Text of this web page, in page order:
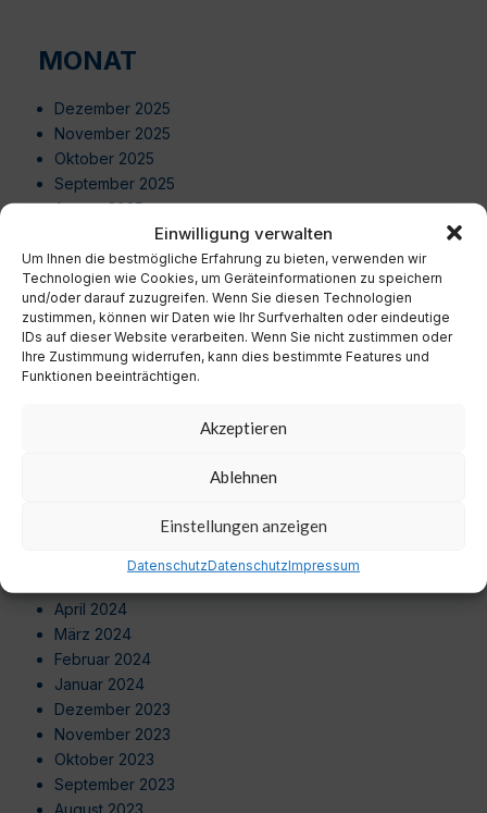
Einwilligung verwalten
Um Ihnen die bestmögliche Erfahrung zu bieten, verwenden wir
Technologien wie Cookies, um Geräteinformationen zu speichern
und/oder darauf zuzugreifen. Wenn Sie diesen Technologien
zustimmen, können wir Daten wie Ihr Surfverhalten oder eindeutige
IDs auf dieser Website verarbeiten. Wenn Sie nicht zustimmen oder
Ihre Zustimmung widerrufen, kann dies bestimmte Features und
Funktionen beeinträchtigen.
Akzeptieren
Ablehnen
Einstellungen anzeigen
DatenschutzDatenschutzImpressum
MONAT
Dezember 2025
November 2025
Oktober 2025
September 2025
August 2025
Juni 2025
Mai 2025
April 2025
März 2025
Februar 2025
Januar 2025
April 2024
März 2024
Februar 2024
Januar 2024
Dezember 2023
November 2023
Oktober 2023
September 2023
August 2023